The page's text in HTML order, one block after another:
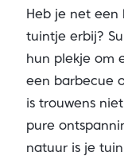
Heb je net een
tuintje erbij?
hun plekje om
een barbecue
is trouwens
pure
natuur is je